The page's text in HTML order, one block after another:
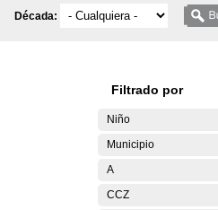
Década:
Filtrado por
Niño
Municipio
A
CCZ